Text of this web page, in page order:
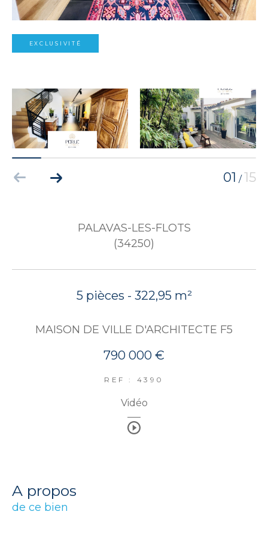
EXCLUSIVITÉ
01 /15
PALAVAS-LES-FLOTS
(34250)
5 pièces - 322,95 m²
MAISON DE VILLE D'ARCHITECTE F5
790 000 €
REF : 4390
Vidéo
a propos
de ce bien